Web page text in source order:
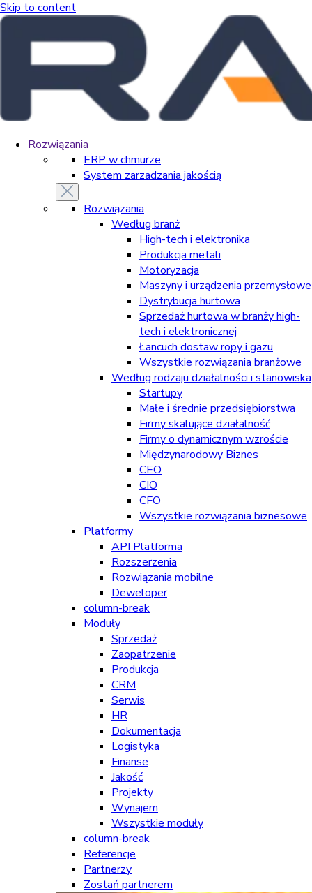
Skip to content
Rozwiązania
ERP w chmurze
System zarzadzania jakością
Rozwiązania
Według branż
High-tech i elektronika
Produkcja metali
Motoryzacja
Maszyny i urządzenia przemysłowe
Dystrybucja hurtowa
Sprzedaż hurtowa w branży high-
tech i elektronicznej
Łancuch dostaw ropy i gazu
Wszystkie rozwiązania branżowe
Według rodzaju działalności i stanowiska
Startupy
Małe i średnie przedsiębiorstwa
Firmy skalujące działalność
Firmy o dynamicznym wzroście
Międzynarodowy Biznes
CEO
CIO
CFO
Wszystkie rozwiązania biznesowe
Platformy
API Platforma
Rozszerzenia
Rozwiązania mobilne
Deweloper
column-break
Moduły
Sprzedaż
Zaopatrzenie
Produkcja
CRM
Serwis
HR
Dokumentacja
Logistyka
Finanse
Jakość
Projekty
Wynajem
Wszystkie moduły
column-break
Referencje
Partnerzy
Zostań partnerem